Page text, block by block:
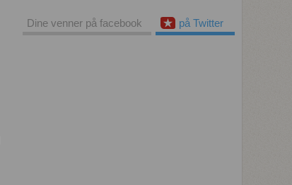
på Twitter
Dine venner på facebook